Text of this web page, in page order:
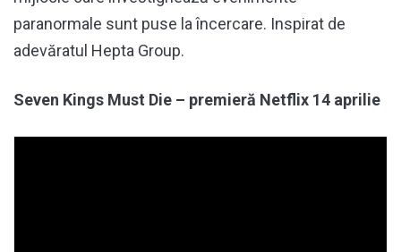
paranormale sunt puse la încercare. Inspirat de
adevăratul Hepta Group.
Seven Kings Must Die – premieră Netflix 14 aprilie